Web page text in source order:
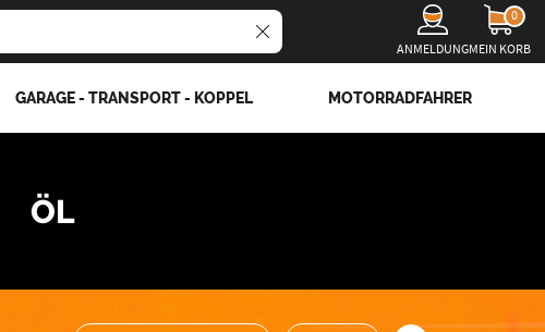
ANMELDUNG
0
MEIN KORB
GARAGE - TRANSPORT - KOPPEL MOTORRADFAHRER
ÖL